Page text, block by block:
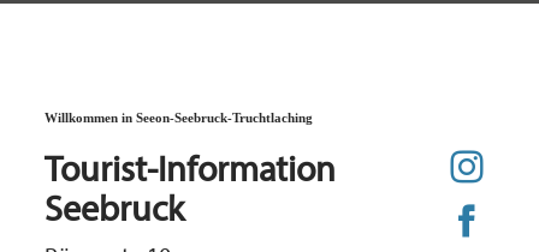
Willkommen in Seeon-Seebruck-Truchtlaching
Tourist-Information
Seebruck